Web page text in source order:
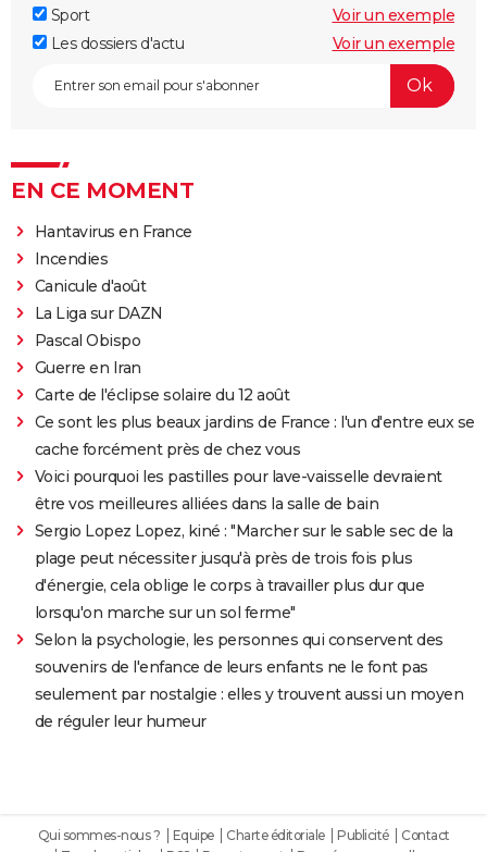
Sport
Voir un exemple
Les dossiers d'actu
Voir un exemple
EN CE MOMENT
Hantavirus en France
Incendies
Canicule d'août
La Liga sur DAZN
Pascal Obispo
Guerre en Iran
Carte de l'éclipse solaire du 12 août
Ce sont les plus beaux jardins de France : l'un d'entre eux se
cache forcément près de chez vous
Voici pourquoi les pastilles pour lave-vaisselle devraient
être vos meilleures alliées dans la salle de bain
Sergio Lopez Lopez, kiné : "Marcher sur le sable sec de la
plage peut nécessiter jusqu'à près de trois fois plus
d'énergie, cela oblige le corps à travailler plus dur que
lorsqu'on marche sur un sol ferme"
Selon la psychologie, les personnes qui conservent des
souvenirs de l'enfance de leurs enfants ne le font pas
seulement par nostalgie : elles y trouvent aussi un moyen
de réguler leur humeur
Qui sommes-nous ? Equipe Charte éditoriale Publicité
Contact